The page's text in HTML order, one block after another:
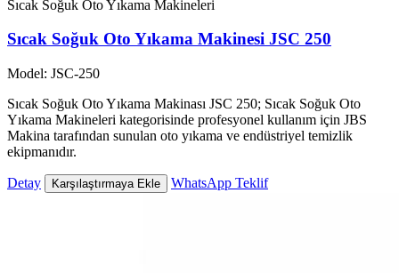
Sıcak Soğuk Oto Yıkama Makineleri
Sıcak Soğuk Oto Yıkama Makinesi JSC 250
Model: JSC-250
Sıcak Soğuk Oto Yıkama Makinası JSC 250; Sıcak Soğuk Oto
Yıkama Makineleri kategorisinde profesyonel kullanım için JBS
Makina tarafından sunulan oto yıkama ve endüstriyel temizlik
ekipmanıdır.
Detay Karşılaştırmaya Ekle WhatsApp Teklif